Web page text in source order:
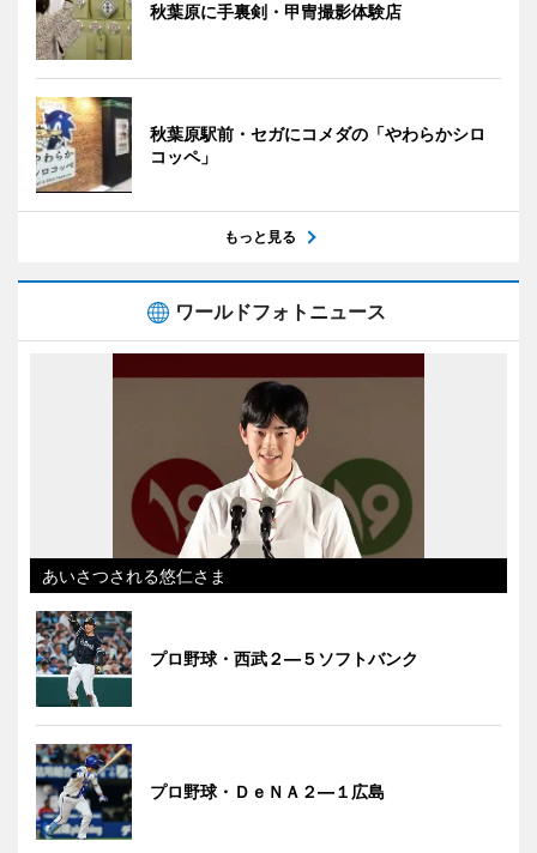
秋葉原に手裏剣・甲冑撮影体験店
秋葉原駅前・セガにコメダの「やわらかシロ
コッペ」
もっと見る
ワールドフォトニュース
あいさつされる悠仁さま
プロ野球・西武２―５ソフトバンク
プロ野球・ＤｅＮＡ２―１広島